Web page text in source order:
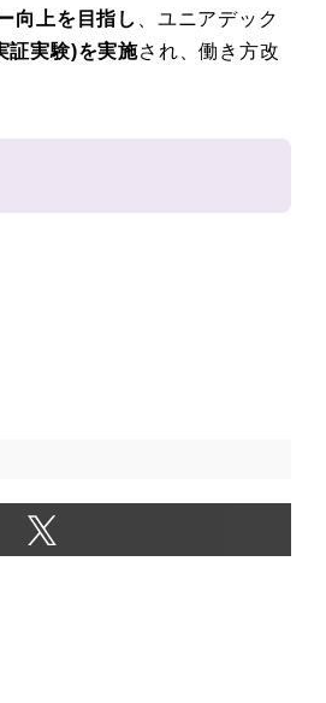
向上を目指し
、ユニアデック
証実験)を実施され、働き方改